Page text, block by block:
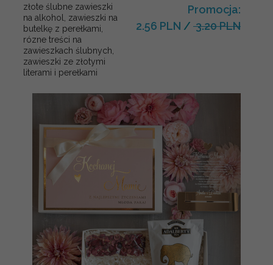
złote ślubne zawieszki
na alkohol, zawieszki na
butelkę z perełkami,
rózne treści na
zawieszkach ślubnych,
zawieszki ze złotymi
literami i perełkami
Promocja:
2.56 PLN / 3.20 PLN